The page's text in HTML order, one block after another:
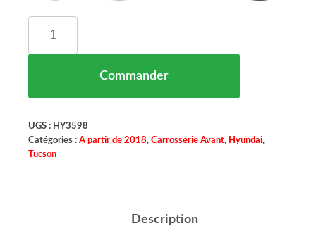
Commander
UGS : HY3598
Catégories : A partir de 2018, Carrosserie Avant, Hyundai,
Tucson
Description